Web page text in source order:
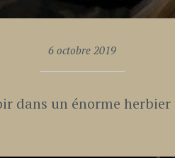
6 octobre 2019
dans un énorme